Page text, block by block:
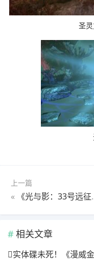
圣
上一篇
« 《光与影：33号远征队》基础操作说明
相关文章
实体碟未死！《漫威